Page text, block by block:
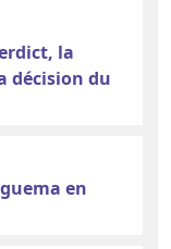
la
décision du
en